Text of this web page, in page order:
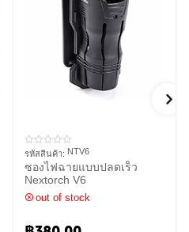
รหัสสินค้า: NTV6
ซองไฟฉายแบบปลดเร็ว
Nextorch V6
out of stock